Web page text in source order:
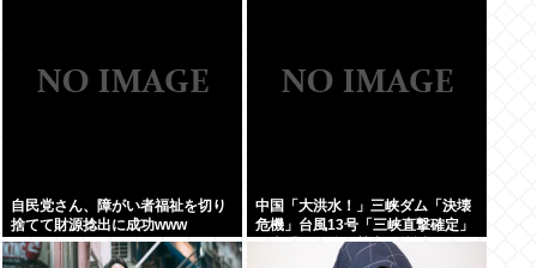
自民党さん、障がい者福祉を切り
捨てて財源捻出に成功www
中国「大洪水！」三峡ダム「決壊
危機」台風13号「三峡直撃確定」
日本「最も強い勢力で接近！（伊
勢湾台風級」台風13号と15号「中